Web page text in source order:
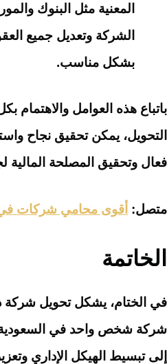
المعنية مثل البنوك
الشركة وتعديل جميع
بشكل مناسب.
باتباع هذه العوامل والاهتمام
التحويل، يمكن تحقيق نجاح
فعال وتحقيق المصلحة المالية
متصل: أقوى محامي شركات في
الخاتمة
في الختام، يشكل تحويل شركة
شركة شخص واحد في
إلى تبسيط الهيكل الإداري